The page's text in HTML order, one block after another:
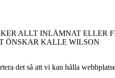
ALLT INLÄMNAT ELLER
ÖNSKAR KALLE WILSON
det så att vi kan hålla